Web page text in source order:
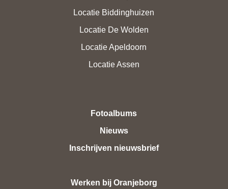
Locatie Biddinghuizen
Locatie De Wolden
Locatie Apeldoorn
Locatie Assen
Fotoalbums
Nieuws
Inschrijven nieuwsbrief
Werken bij Oranjeborg